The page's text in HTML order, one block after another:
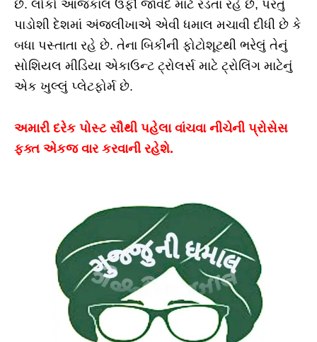
છે. લોકો આજકાલ ઉર્ફી જાવેદ માટે રડતા રહે છે, પરંતુ
પાડોશી દેશમાં અંજલીખાએ એવી ધમાલ મચાવી દીધી છે કે
બધા પસ્તાતા રહે છે. તેના બિકીની ફોટોશૂટથી ભરેલું તેનું
સોશિયલ મીડિયા એકાઉન્ટ ટ્રોલર્સ માટે ટ્રોલિંગ માટેનું
એક ખુલ્લું પ્લેટફોર્મ છે.
અમારી દરેક પોસ્ટ સૌથી પહેલા વાંચવા નીચેની પ્રોસેસ
ફક્ત એકજ વાર કરવાની રહેશે.